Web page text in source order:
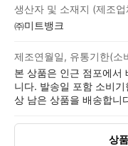
생산자 및 소재지 (제조
㈜미트뱅크
제조연월일, 유통기한(소
본 상품은 인근 점포에서
니다. 발송일 포함 소비
상 남은 상품을 배송합니
상